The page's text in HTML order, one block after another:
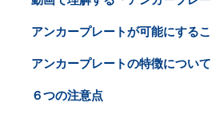
アンカープレートが可能にする
アンカープレートの特徴について
６つの注意点